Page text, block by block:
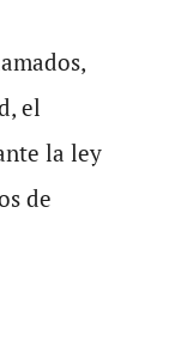
el
la ley
de